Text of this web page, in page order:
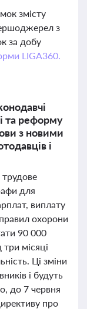
змісту
з
за добу
LIGA360.
та реформу
з новими
і
для
виплату
охорони
90 000
місяці
Ці зміни
і будуть
до 7 червня
про